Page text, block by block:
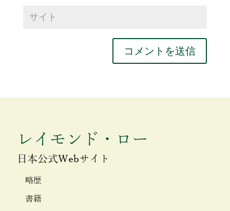
レイモンド・ロー
日本公式Webサイト
略歴
書籍